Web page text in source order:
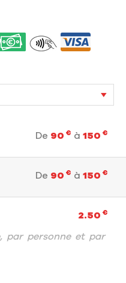
De 90 € à 150 €
De 90 € à 150 €
2.50 €
par personne et par